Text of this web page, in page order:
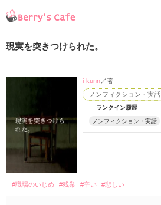
現実を突きつけられた。
ランクイン履歴
ノンフィクション・実話
ノンフィクション・実話
i-kunn／著
#職場のいじめ #残業 #辛い #悲しい